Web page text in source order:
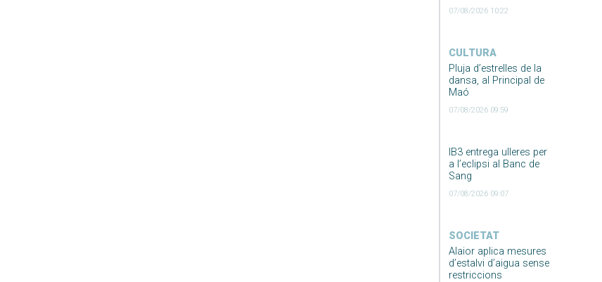
07/08/2026 10:22
CULTURA
Pluja d’estrelles de la
dansa, al Principal de
Maó
07/08/2026 09:59
IB3 entrega ulleres per
a l’eclipsi al Banc de
Sang
07/08/2026 09:07
SOCIETAT
Alaior aplica mesures
d’estalvi d’aigua sense
restriccions